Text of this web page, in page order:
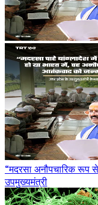
“मदरसा अनौपचारिक रूप
उपमुख्यमंत्री